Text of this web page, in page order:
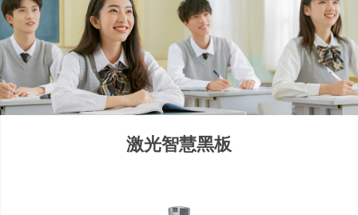
激光智慧黑板